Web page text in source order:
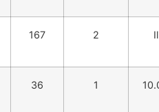
167 2
36 1